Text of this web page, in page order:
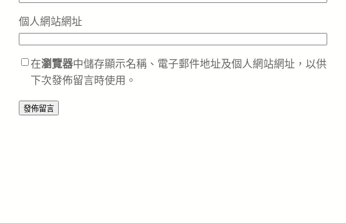
個人網站網址
在瀏覽器中儲存顯示名稱、電子郵件地址及個人網站網址，以供
下次發佈留言時使用。